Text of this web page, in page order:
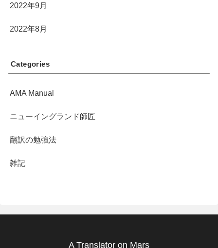
2022年9月
2022年8月
Categories
AMA Manual
ニューイングランド師匠
翻訳の勉強法
雑記
A Translator on Mars